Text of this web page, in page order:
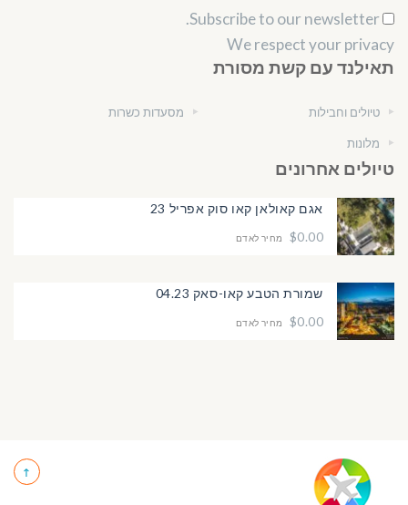
We respect your privacy
תאילנד עם קשת מסורת
טיולים וחבילות
מלונות
מסעדות כשרות
טיולים אחרונים
אגם קאולאן קאו סוק אפריל 23
$0.00
מחיר לאדם
שמורת הטבע קאו-סאק 04.23
$0.00
מחיר לאדם